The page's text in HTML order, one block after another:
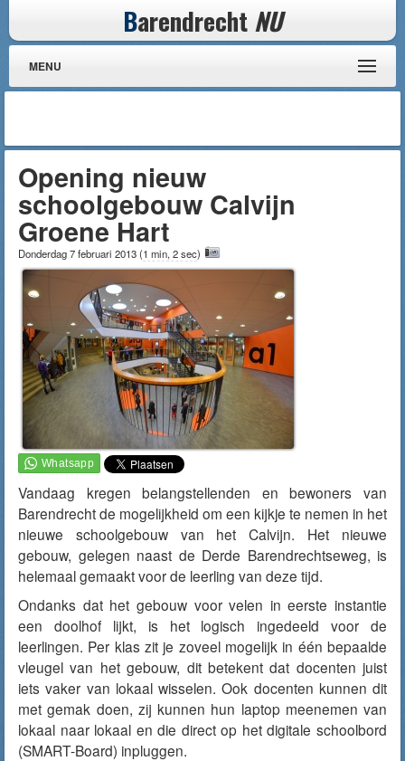
Barendrecht NU
MENU
Opening nieuw
schoolgebouw Calvijn
Groene Hart
Donderdag 7 februari 2013(1 min, 2 sec)
Vandaag kregen belangstellenden en bewoners van
Barendrecht de mogelijkheid om een kijkje te nemen in het
nieuwe schoolgebouw van het Calvijn. Het nieuwe
gebouw, gelegen naast de Derde Barendrechtseweg, is
helemaal gemaakt voor de leerling van deze tijd.
Ondanks dat het gebouw voor velen in eerste instantie
een doolhof lijkt, is het logisch ingedeeld voor de
leerlingen. Per klas zit je zoveel mogelijk in één bepaalde
vleugel van het gebouw, dit betekent dat docenten juist
iets vaker van lokaal wisselen. Ook docenten kunnen dit
met gemak doen, zij kunnen hun laptop meenemen van
lokaal naar lokaal en die direct op het digitale schoolbord
(SMART-Board) inpluggen.